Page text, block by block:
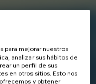
para mejorar nuestros
analizar sus hábitos de
un perfil de sus
en otros sitios. Esto nos
y obtener